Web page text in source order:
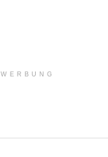
WERBUNG